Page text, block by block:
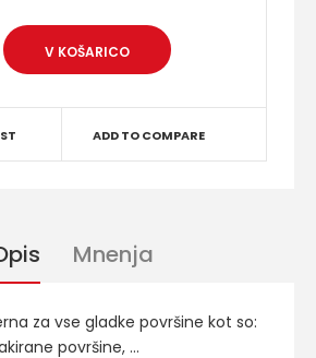
ADD TO COMPARE
Mnenja
za vse gladke površine kot so:
površine, ...